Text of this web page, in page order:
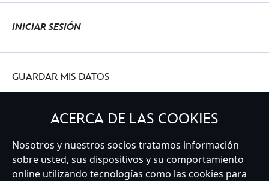
INICIAR SESIÓN
GUARDAR MIS DATOS
Spain
ACERCA DE LAS COOKIES
Nosotros y nuestros socios tratamos información
sobre usted, sus dispositivos y su comportamiento
online utilizando tecnologías como las cookies para